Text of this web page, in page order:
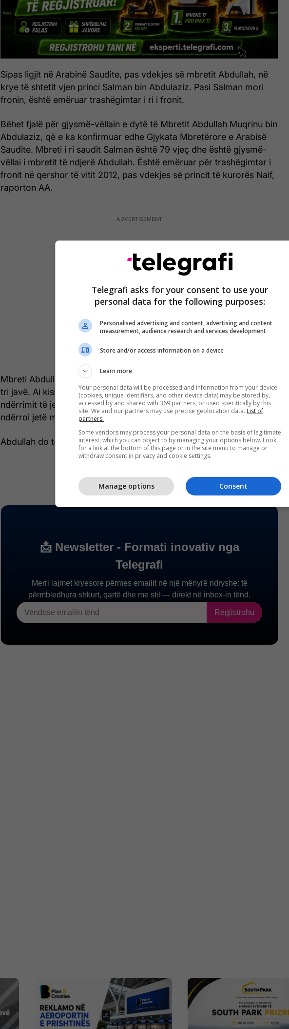
Sipas ligjit në Arabinë Saudite, pas vdekjes së mbretit Abdullah, në
krye të shtetit vjen princi Salman bin Abdulaziz. Pasi Salman mori
fronin, është emëruar trashëgimtar i ri i fronit.
Bëhet fjalë për gjysmë-vëllain e dytë të Mbretit Abdullah Muqrinu bin
Abdulaziz, që e ka konfirmuar edhe Gjykata Mbretërore e Arabisë
Saudite. Mbreti i ri saudit Salman është 79 vjeç dhe është gjysmë-
vëllai i mbretit të ndjerë Abdullah. Është emëruar për trashëgimtar i
fronit në qershor të vitit 2012, pas vdekjes së princit të kurorës Naif,
raporton AA.
Mbreti Abdullah u shtrua në spital me pneumoni ku ka qëndruar për
tri javë. Ai kishte kaluar në drejtim të vendit më 1 gusht 2005 pas
ndërrimit të jetës së vëllait të tij Fahd bin Abdulaziz. Mbreti Abdullah
ndërroi jetë mbrëmë, pas orës një në mesnatë sipas orës lokale.
Abdullah do të varroset sot në Rijad.
Telegrafi asks for your consent to use your
personal data for the following purposes:
Personalised advertising and content, advertising and content
measurement, audience research and services development
Store and/or access information on a device
Learn more
Your personal data will be processed and information from your device
(cookies, unique identifiers, and other device data) may be stored by,
accessed by and shared with 369 partners, or used specifically by this
site. We and our partners may use precise geolocation data. List of
partners.
Some vendors may process your personal data on the basis of legitimate
interest, which you can object to by managing your options below. Look
for a link at the bottom of this page or in the site menu to manage or
withdraw consent in privacy and cookie settings.
Consent
Manage options